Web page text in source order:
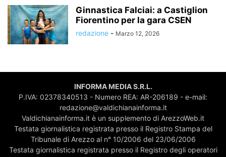
Ginnastica Falciai: a Castiglion
Fiorentino per la gara CSEN
redazione - Marzo 12, 2026
INFORMA MEDIA S.R.L.
P.IVA: 02378340513 - Numero REA: AR-206189 - e-mail:
redazione@valdichianainforma.it
Valdichianainforma.it è un supplemento di ArezzoWeb.it
Testata giornalistica registrata presso il Registro Stampa del
Tribunale di Arezzo al n° 10/2006 del 23/06/2006
Testata giornalistica registrata presso il Registro degli operatori